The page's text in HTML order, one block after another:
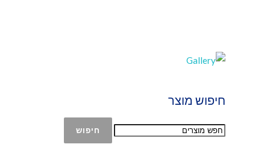
חיפוש מוצר
חיפוש